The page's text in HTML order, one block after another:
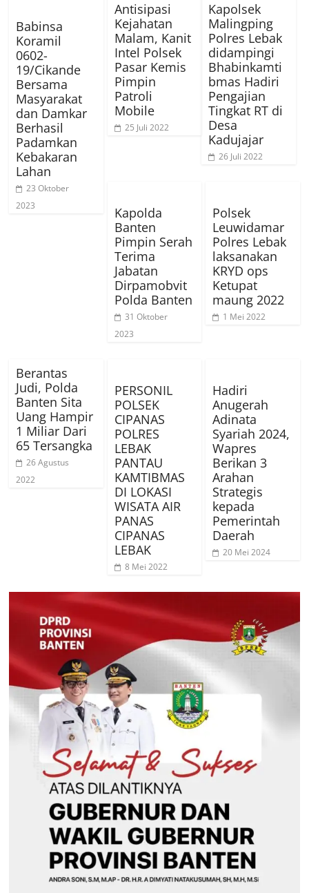
Babinsa
Koramil
0602-
19/Cikande
Bersama
Masyarakat
dan Damkar
Berhasil
Padamkan
Kebakaran
Lahan
23 Oktober
2023
Antisipasi
Kejahatan
Malam, Kanit
Intel Polsek
Pasar Kemis
Pimpin
Patroli
Mobile
25 Juli 2022
Kapolsek
Malingping
Polres Lebak
didampingi
Bhabinkamti
bmas Hadiri
Pengajian
Tingkat RT di
Desa
Kadujajar
26 Juli 2022
Kapolda
Banten
Pimpin Serah
Terima
Jabatan
Dirpamobvit
Polda Banten
31 Oktober
2023
Polsek
Leuwidamar
Polres Lebak
laksanakan
KRYD ops
Ketupat
maung 2022
1 Mei 2022
Berantas
Judi, Polda
Banten Sita
Uang Hampir
1 Miliar Dari
65 Tersangka
26 Agustus
2022
PERSONIL
POLSEK
CIPANAS
POLRES
LEBAK
PANTAU
KAMTIBMAS
DI LOKASI
WISATA AIR
PANAS
CIPANAS
LEBAK
8 Mei 2022
Hadiri
Anugerah
Adinata
Syariah 2024,
Wapres
Berikan 3
Arahan
Strategis
kepada
Pemerintah
Daerah
20 Mei 2024